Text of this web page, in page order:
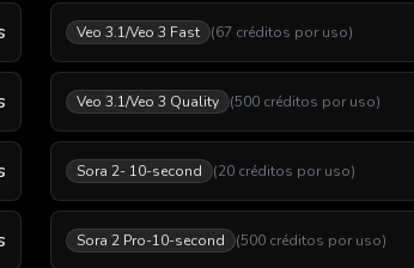
Veo 3.1/Veo 3 Fast (67 créditos por uso)
Veo 3.1/Veo 3 Quality (500 créditos por uso)
Sora 2- 10-second (20 créditos por uso)
Sora 2 Pro-10-second (500 créditos por uso)